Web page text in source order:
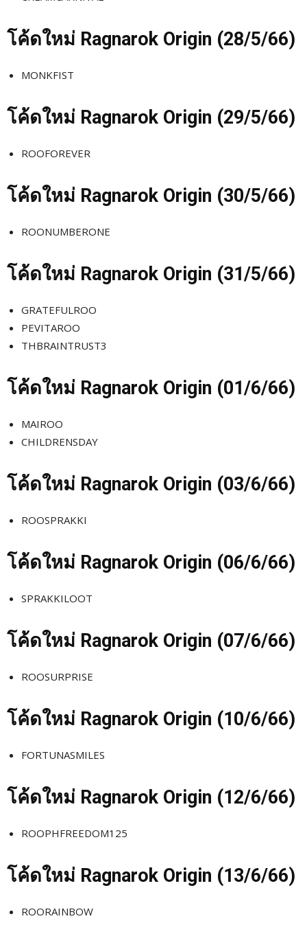
โค้ดใหม่ Ragnarok Origin (28/5/66)
MONKFIST
โค้ดใหม่ Ragnarok Origin (29/5/66)
ROOFOREVER
โค้ดใหม่ Ragnarok Origin (30/5/66)
ROONUMBERONE
โค้ดใหม่ Ragnarok Origin (31/5/66)
GRATEFULROO
PEVITAROO
THBRAINTRUST3
โค้ดใหม่ Ragnarok Origin (01/6/66)
MAIROO
CHILDRENSDAY
โค้ดใหม่ Ragnarok Origin (03/6/66)
ROOSPRAKKI
โค้ดใหม่ Ragnarok Origin (06/6/66)
SPRAKKILOOT
โค้ดใหม่ Ragnarok Origin (07/6/66)
ROOSURPRISE
โค้ดใหม่ Ragnarok Origin (10/6/66)
FORTUNASMILES
โค้ดใหม่ Ragnarok Origin (12/6/66)
ROOPHFREEDOM125
โค้ดใหม่ Ragnarok Origin (13/6/66)
ROORAINBOW